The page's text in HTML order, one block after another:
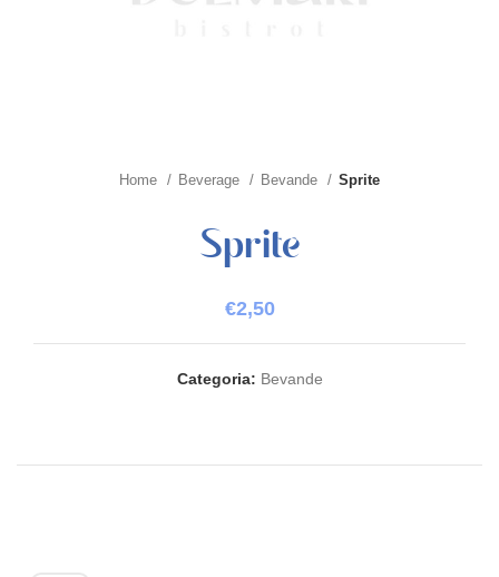
Home Beverage Bevande Sprite
Sprite
€2,50
Categoria: Bevande